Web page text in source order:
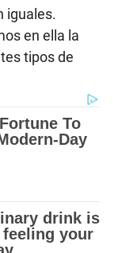
iguales.
en ella la
tipos de